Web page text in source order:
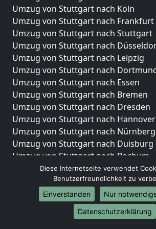
Umzug von Stuttgart nach Köln
Umzug von Stuttgart nach Frankfurt
Umzug von Stuttgart nach Stuttgart
Umzug von Stuttgart nach
Umzug von Stuttgart nach Leipzig
Umzug von Stuttgart nach
Umzug von Stuttgart nach Essen
Umzug von Stuttgart nach Bremen
Umzug von Stuttgart nach Dresden
Umzug von Stuttgart nach Hannover
Umzug von Stuttgart nach Nürnberg
Umzug von Stuttgart nach Duisburg
Umzug von Stuttgart nach Bochum
Umzug von Stuttgart nach
Umzug von Stuttgart nach Bielefeld
Umzug von Stuttgart nach Bonn
Umzug von Stuttgart nach Münster
Diese Internetseite verwendet
Benutzerfreundlichkeit zu
Einverstanden
Nur
Datenschutzerklärung